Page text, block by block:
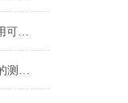
法兰式数字推拉测力计的应用可以带来哪些方面的好处
0.3级数显测力计_0.3级数显的测力计_0.3级测力计数显